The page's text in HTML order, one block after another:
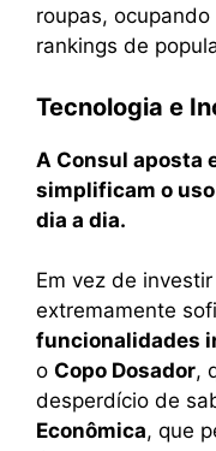
roupas,
rankings de
Tecnologia e
A Consul aposta
simplificam o
dia a dia.
Em vez de
extremamente
funcionalidades
o Copo Dosador,
desperdício de
Econômica, que